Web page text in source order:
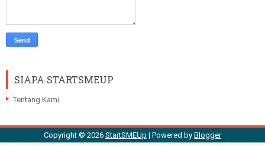
SIAPA STARTSMEUP
Tentang Kami
Copyright © 2026 StartSMEUp | Powered by Blogger